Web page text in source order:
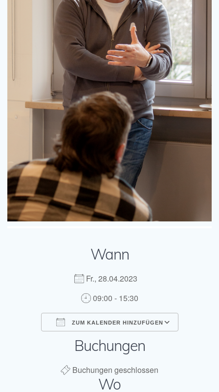
Wann
Fr., 28.04.2023
09:00 - 15:30
ZUM KALENDER HINZUFÜGEN
ICS herunterladen
Buchungen
Buchungen geschlossen
Wo